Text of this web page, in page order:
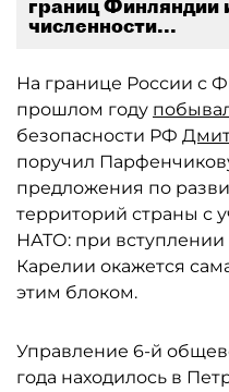
границ Финляндии
численности...
На границе России с
прошлом году
безопасности РФ
поручил
предложения по
территорий страны с
НАТО: при
Карелии окажется
этим блоком.
Управление 6-й
года находилось в